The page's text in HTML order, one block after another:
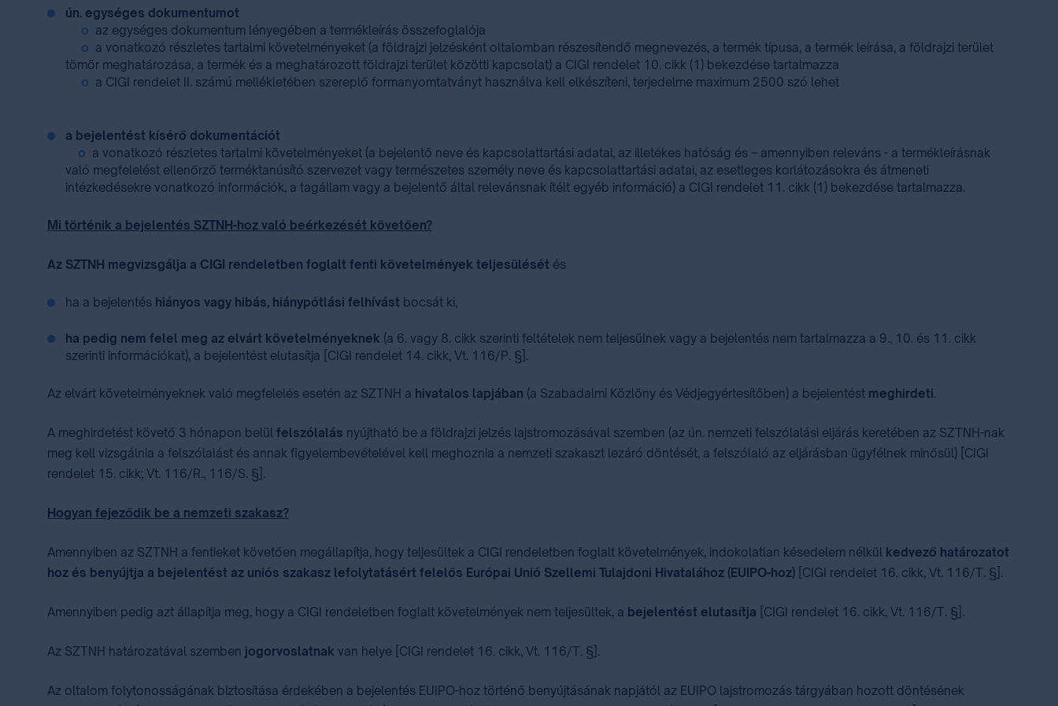
ún. egységes dokumentumot
o az egységes dokumentum lényegében a termékleírás összefoglalója
o a vonatkozó részletes tartalmi követelményeket (a földrajzi jelzésként oltalomban részesítendő megnevezés, a termék típusa, a termék leírása, a földrajzi terület
tömör meghatározása, a termék és a meghatározott földrajzi terület közötti kapcsolat) a CIGI rendelet 10. cikk (1) bekezdése tartalmazza
o a CIGI rendelet II. számú mellékletében szereplő formanyomtatványt használva kell elkészíteni, terjedelme maximum 2500 szó lehet
a bejelentést kísérő dokumentációt
o a vonatkozó részletes tartalmi követelményeket (a bejelentő neve és kapcsolattartási adatai, az illetékes hatóság és – amennyiben releváns - a termékleírásnak
való megfelelést ellenőrző terméktanúsító szervezet vagy természetes személy neve és kapcsolattartási adatai, az esetleges korlátozásokra és átmeneti
intézkedésekre vonatkozó információk, a tagállam vagy a bejelentő által relevánsnak ítélt egyéb információ) a CIGI rendelet 11. cikk (1) bekezdése tartalmazza.
Mi történik a bejelentés SZTNH-hoz való beérkezését követően?
Az SZTNH megvizsgálja a CIGI rendeletben foglalt fenti követelmények teljesülését és
ha a bejelentés hiányos vagy hibás, hiánypótlási felhívást bocsát ki,
ha pedig nem felel meg az elvárt követelményeknek (a 6. vagy 8. cikk szerinti feltételek nem teljesülnek vagy a bejelentés nem tartalmazza a 9., 10. és 11. cikk
szerinti információkat), a bejelentést elutasítja [CIGI rendelet 14. cikk, Vt. 116/P. §].
Az elvárt követelményeknek való megfelelés esetén az SZTNH a hivatalos lapjában (a Szabadalmi Közlöny és Védjegyértesítőben) a bejelentést meghirdeti.
A meghirdetést követő 3 hónapon belül felszólalás nyújtható be a földrajzi jelzés lajstromozásával szemben (az ún. nemzeti felszólalási eljárás keretében az SZTNH-nak
meg kell vizsgálnia a felszólalást és annak figyelembevételével kell meghoznia a nemzeti szakaszt lezáró döntését, a felszólaló az eljárásban ügyfélnek minősül) [CIGI
rendelet 15. cikk; Vt. 116/R., 116/S. §].
Hogyan fejeződik be a nemzeti szakasz?
Amennyiben az SZTNH a fentieket követően megállapítja, hogy teljesültek a CIGI rendeletben foglalt követelmények, indokolatlan késedelem nélkül kedvező határozatot
hoz és benyújtja a bejelentést az uniós szakasz lefolytatásért felelős Európai Unió Szellemi Tulajdoni Hivatalához (EUIPO-hoz) [CIGI rendelet 16. cikk, Vt. 116/T. §].
Amennyiben pedig azt állapítja meg, hogy a CIGI rendeletben foglalt követelmények nem teljesültek, a bejelentést elutasítja [CIGI rendelet 16. cikk, Vt. 116/T. §].
Az SZTNH határozatával szemben jogorvoslatnak van helye [CIGI rendelet 16. cikk, Vt. 116/T. §].
Az oltalom folytonosságának biztosítása érdekében a bejelentés EUIPO-hoz történő benyújtásának napjától az EUIPO lajstromozás tárgyában hozott döntésének